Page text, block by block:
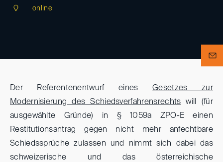
online
Der Referentenentwurf einesGesetzes zur
Modernisierung des Schiedsverfahrensrechts will (für
ausgewählte Gründe) in § 1059a ZPO-E einen
Restitutionsantrag gegen nicht mehr anfechtbare
Schiedssprüche zulassen und nimmt sich dabei das
schweizerische und das österreichische